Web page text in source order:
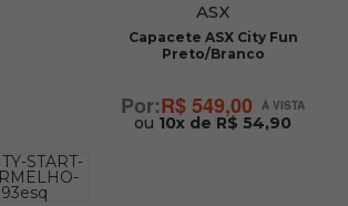
ASX
Capacete ASX City Fun
Preto/Branco
R$ 549,00
ou 10x de R$ 54,90